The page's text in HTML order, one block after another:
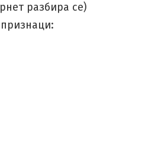
разбира се)